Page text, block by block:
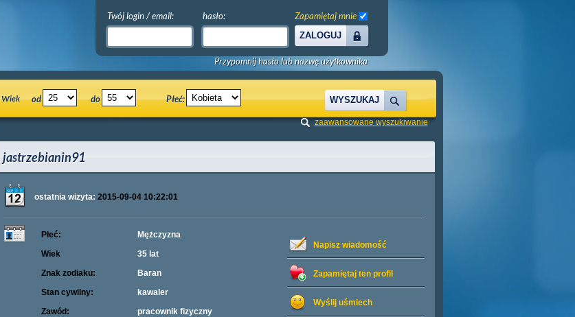
Twój login / email: hasło:
ZALOGUJ
Zapamiętaj mnie
Przypomnij hasło lub nazwę użytkownika
Wiek od do Płeć: WYSZUKAJ
zaawansowane wyszukiwanie
jastrzebianin91
ostatnia wizyta: 2015-09-04 10:22:01
Napisz wiadomość
Zapamiętaj ten profil
Wyślij uśmiech
Płeć:
Mężczyzna
Wiek
35 lat
Znak zodiaku:
Baran
Stan cywilny:
kawaler
Zawód:
pracownik fizyczny